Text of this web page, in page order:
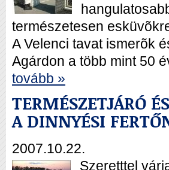
természetesen
A Velenci tavat ismerõk
Agárdon a több mint 50
tovább »
TERMÉSZETJÁRÓ
A DINNYÉSI
2007.10.22.
Szeretttel